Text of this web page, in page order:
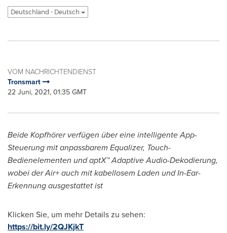
Deutschland - Deutsch
VOM NACHRICHTENDIENST
Tronsmart
22 Juni, 2021, 01:35 GMT
Beide Kopfhörer verfügen über eine intelligente App-
Steuerung mit anpassbarem Equalizer, Touch-
Bedienelementen und aptX™ Adaptive Audio-Dekodierung,
wobei der Air+ auch mit kabellosem Laden und In-Ear-
Erkennung ausgestattet ist
Klicken Sie, um mehr Details zu sehen:
https://bit.ly/2QJKjkT